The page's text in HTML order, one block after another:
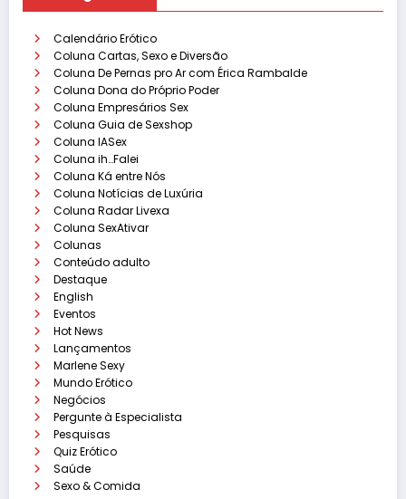
Calendário Erótico
Coluna Cartas, Sexo e Diversão
Coluna De Pernas pro Ar com Érica Rambalde
Coluna Dona do Próprio Poder
Coluna Empresários Sex
Coluna Guia de Sexshop
Coluna IASex
Coluna ih…Falei
Coluna Ká entre Nós
Coluna Notícias de Luxúria
Coluna Radar Livexa
Coluna SexAtivar
Colunas
Conteúdo adulto
Destaque
English
Eventos
Hot News
Lançamentos
Marlene Sexy
Mundo Erótico
Negócios
Pergunte à Especialista
Pesquisas
Quiz Erótico
Saúde
Sexo & Comida